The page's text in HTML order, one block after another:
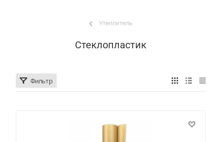
Утеплитель
Стеклопластик
Фильтр